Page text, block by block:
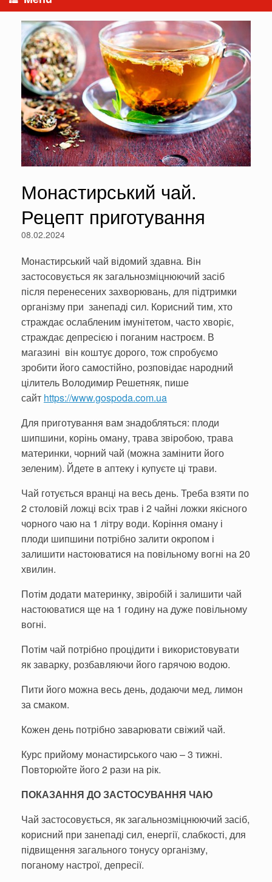
Монастирський чай.
Рецепт приготування
08.02.2024
Монастирський чай відомий здавна. Він
застосовується як загальнозміцнюючий засіб
після перенесених захворювань, для підтримки
організму при за­непаді сил. Корисний тим, хто
страждає ослабленим імунітетом, часто хворіє,
страждає депресією і поганим настроєм. В
магазині він коштує дорого, тож спробуємо
зробити його самостійно, розповідає народний
цілитель Володимир Решетняк, пише
сайт https://www.gospoda.com.ua
Для приготування вам знадо­бляться: плоди
шипшини, корінь оману, трава звіробою, трава
материнки, чорний чай (можна замінити його
зеленим). Йдете в аптеку і купуєте ці трави.
Чай готується вранці на весь день. Треба взяти по
2 столовій ложці всіх трав і 2 чайні ложки якісного
чорного чаю на 1 літру води. Коріння оману і
плоди шипшини потрібно залити окропом і
залишити настоюватися на повільному вогні на 20
хвилин.
Потім додати материнку, звіробій і залишити чай
настоюватися ще на 1 годину на дуже повільному
вогні.
Потім чай потрібно процідити і використовувати
як заварку, роз­бавляючи його гарячою водою.
Пити його можна весь день, до­даючи мед, лимон
за смаком.
Кожен день потрібно заварювати свіжий чай.
Курс прийому монастирського чаю – 3 тижні.
Повторюйте його 2 рази на рік.
ПОКАЗАННЯ ДО ЗАСТОСУВАННЯ ЧАЮ
Чай застосовується, як загальнозміцнюючий засіб,
корисний при занепаді сил, енергії, слабкості, для
підвищення загального тонусу організму,
поганому настрої, де­пресії.